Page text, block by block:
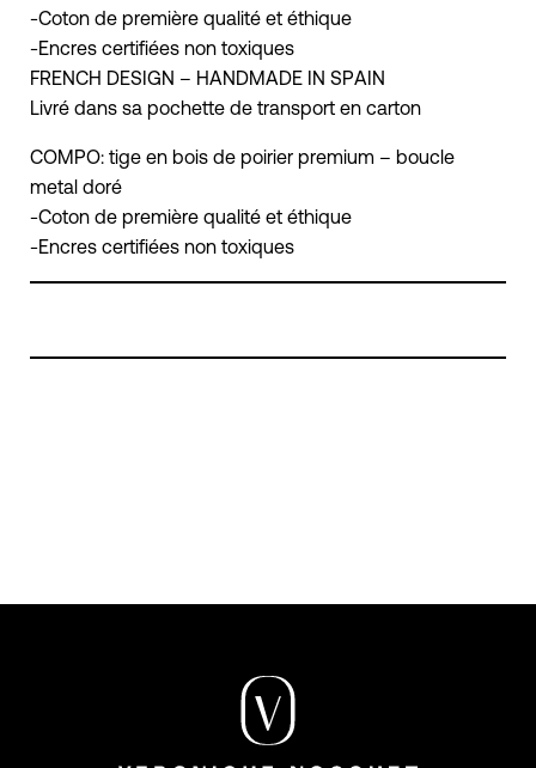
-Coton de première qualité et éthique
-Encres certifiées non toxiques
FRENCH DESIGN – HANDMADE IN SPAIN
Livré dans sa pochette de transport en carton
COMPO: tige en bois de poirier premium – boucle
metal doré
-Coton de première qualité et éthique
-Encres certifiées non toxiques